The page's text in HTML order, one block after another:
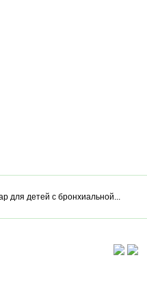
для детей с бронхиальной...